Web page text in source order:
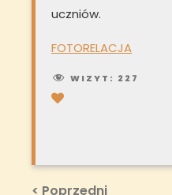
uczniów.
FOTORELACJA
WIZYT: 227
Previous
< Poprzedni